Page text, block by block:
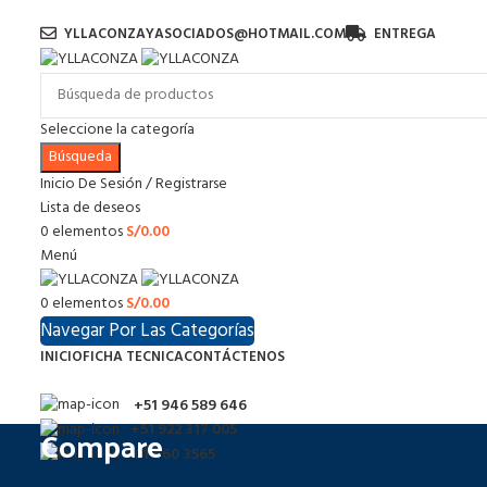
YLLACONZAYASOCIADOS@HOTMAIL.COM ENTREGA
Seleccione la categoría
Búsqueda
Inicio De Sesión / Registrarse
Lista de deseos
0elementosS/0.00
Menú
0elementosS/0.00
Navegar Por Las Categorías
INICIOFICHA TECNICACONTÁCTENOS
+51 946 589 646
+51 922 317 005
01 460 3565
Compare